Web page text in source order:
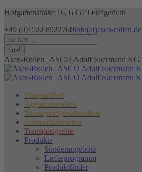
Zum
springen
Hofgartenstraße 16, 63579 Freigericht
+49 (0)1522 8922760info(at)asco-rollen.de
Facebook
page
opens
in
new
window
Instagram
page
opens
in
new
window
X
page
opens
in
new
window
Search:
Asco-Rollen | ASCO Adolf Suermann KG
Shopartikel
Apparaterollen
Transportgeräterollen
Schwerlastrollen
Transportgeräte
Produkte
Sonderangebote
Lieferprogramm
Produktfinder